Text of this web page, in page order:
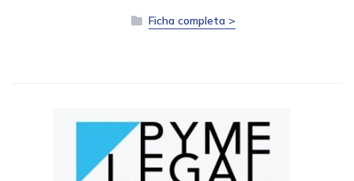
Ficha completa >